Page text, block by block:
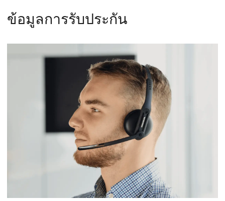
ข้อมูลการรับประกัน